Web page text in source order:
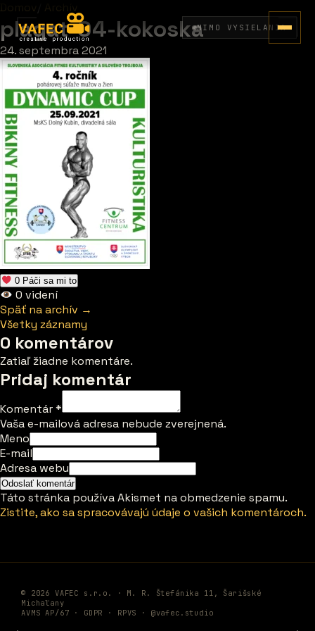
MIMO VYSIELANIA
Domov Archív
plagat-04-kokoska
24. septembra 2021
0 Páči sa mi to
0 videní
Späť na archív →
Všetky záznamy
0 komentárov
Zatiaľ žiadne komentáre.
Pridaj komentár
Komentár*
Vaša e-mailová adresa nebude zverejnená.
Meno
E-mail
Adresa webu
Táto stránka používa Akismet na obmedzenie spamu.
Zistite, ako sa spracovávajú údaje o vašich komentároch.
© 2026 VAFEC s.r.o. · M. R. Štefánika 11, Šarišské
Michaľany
AVMS AP/67 · GDPR · RPVS · @vafec.studio